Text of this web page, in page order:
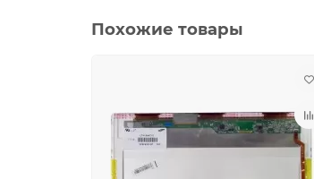
N156BGE-L21
Для ноутбуков:
B53 SERIA
B53F-1A
Похожие товары